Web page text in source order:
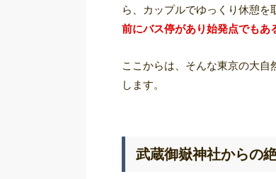
ら、カップルでゆっくり休憩を
前にバス停があり始発点でもあ
ここからは、そんな東京の大
します。
武蔵御嶽神社からの